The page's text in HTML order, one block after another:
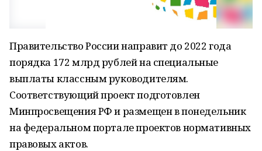
Правительство России направит до 2022 года
порядка 172 млрд рублей на специальные
выплаты классным руководителям.
Соответствующий проект подготовлен
Минпросвещения РФ и размещен в понедельник
на федеральном портале проектов нормативных
правовых актов.